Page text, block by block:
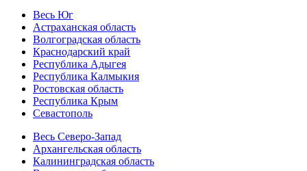
Весь Юг
Астраханская область
Волгоградская область
Краснодарский край
Республика Адыгея
Республика Калмыкия
Ростовская область
Республика Крым
Севастополь
Весь Северо-Запад
Архангельская область
Калининградская область